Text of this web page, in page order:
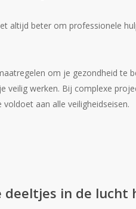
altijd beter om professionele
om je gezondheid te
veilig werken. Bij complexe
aan alle veiligheidseisen.
in de lucht